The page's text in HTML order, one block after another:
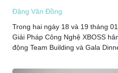
Đặng Văn Đồng
Trong hai ngày 18 và 19 tháng
Giải Pháp Công Nghệ XBOSS
động Team Building và Gala